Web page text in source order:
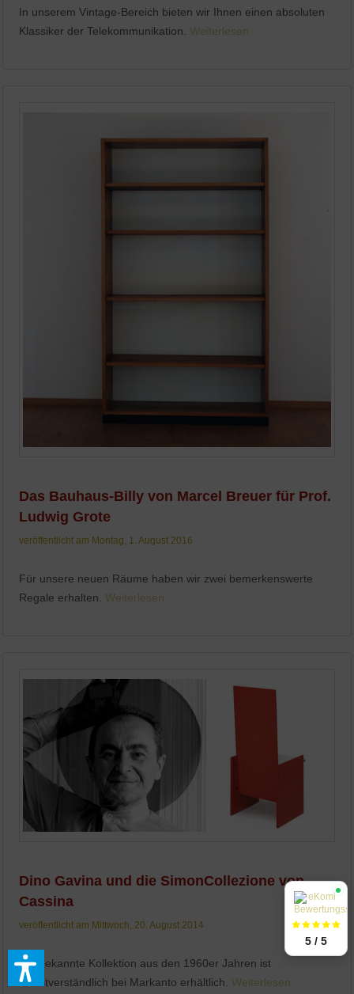
In unserem Vintage-Bereich bieten wir Ihnen einen absoluten
Klassiker der Telekommunikation.Weiterlesen
Das Bauhaus-Billy von Marcel Breuer für Prof.
Ludwig Grote
veröffentlicht am Montag, 1. August 2016
Für unsere neuen Räume haben wir zwei bemerkenswerte
Regale erhalten.Weiterlesen
Dino Gavina und die SimonCollezione von
Cassina
veröffentlicht am Mittwoch, 20. August 2014
Die bekannte Kollektion aus den 1960er Jahren ist
selbstverständlich bei Markanto erhältlich.Weiterlesen
5 / 5